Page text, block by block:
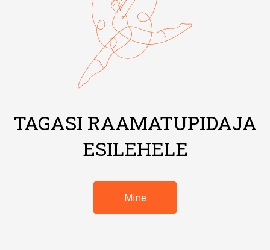
TAGASI RAAMATUPIDAJA
ESILEHELE
Mine